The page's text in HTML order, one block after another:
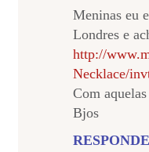
Meninas eu
Londres e
http://
Necklace/
Com
Bjos